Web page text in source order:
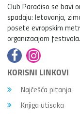
Club Paradiso se bavi
spadaju: letovanja,
posete evropskim
organizacijom
KORISNI LINKOVI
Najčešća pitanja
Knjiga utisaka